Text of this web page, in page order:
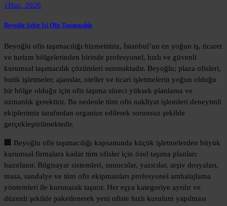
1Haz, 2026
Beyoğlu Şehir İçi Ofis Taşımacılığı
Beyoğlu ofis taşımacılığı hizmetimiz, İstanbul’un en yoğun iş, ticaret
ve turizm bölgelerinden birinde profesyonel, hızlı ve güvenli
kurumsal taşımacılık çözümleri sunmaktadır. Beyoğlu; plaza ofisleri,
butik işletmeler, ajanslar, oteller ve ticari işletmelerin yoğun olduğu
bir bölge olduğu için ofis taşıma süreci yüksek planlama ve
uzmanlık gerektirir. Bu nedenle tüm ofis nakliyat işlemleri deneyimli
ekiplerimiz tarafından organize edilerek sorunsuz şekilde
gerçekleştirilmektedir.
🏢 Beyoğlu ofis taşımacılığı kapsamında küçük işletmelerden büyük
kurumsal firmalara kadar tüm ofisler için özel taşıma planları
hazırlanır. Bilgisayar sistemleri, sunucular, yazıcılar, arşiv dosyaları,
masa, sandalye ve tüm ofis ekipmanları profesyonel ambalajlama
yöntemleri ile korunarak taşınır. Her eşya kategoriye ayrılır ve
düzenli şekilde paketlenerek yeni ofiste hızlı kurulum yapılması